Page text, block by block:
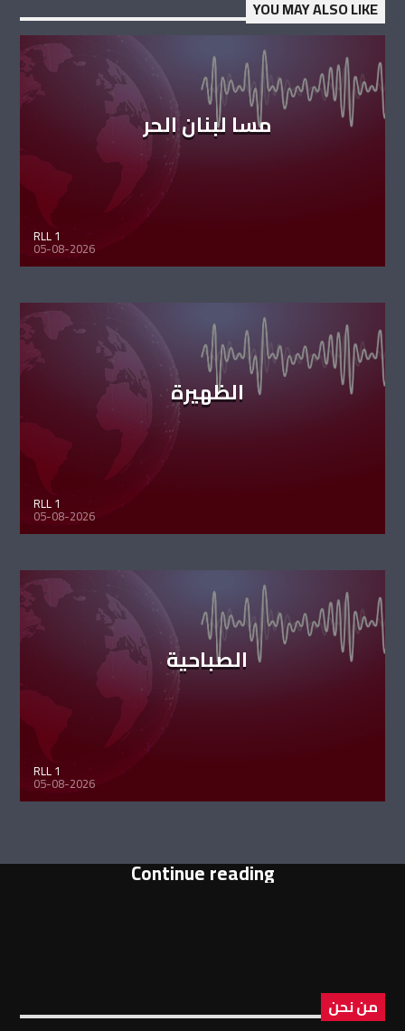
YOU MAY ALSO LIKE
مسا لبنان الحر
RLL 1
05-08-2026
الظهيرة
RLL 1
05-08-2026
الصباحية
RLL 1
05-08-2026
Continue reading
من نحن